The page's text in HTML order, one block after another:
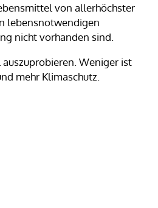
von allerhöchster
lebensnotwendigen
nicht vorhanden sind.
Weniger ist
mehr Klimaschutz.